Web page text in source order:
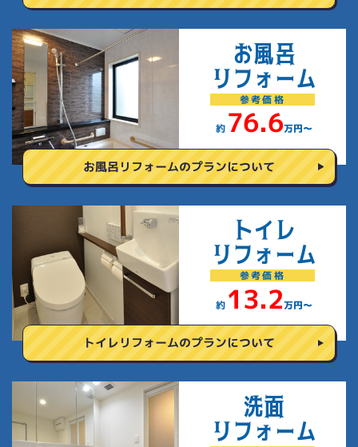
お風呂
リフォーム
参考価格
約 76.6万円〜
お風呂リフォームのプランについて
トイレ
リフォーム
参考価格
約 13.2万円〜
トイレリフォームのプランについて
洗面
リフォーム